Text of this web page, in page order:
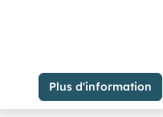
Plus d'information
Membre du Groupe Majorité
métropolitaine - socialistes
et citoyens rassemblés